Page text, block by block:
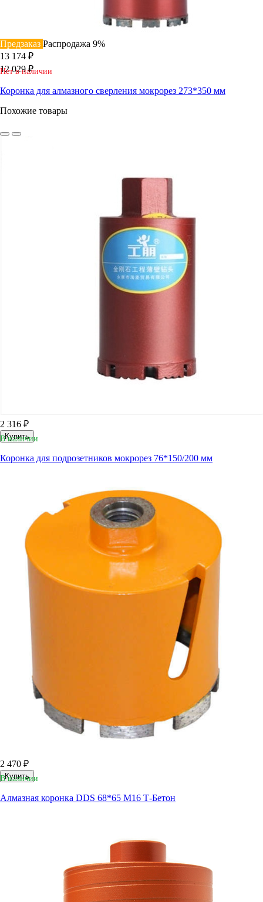
Предзаказ Распродажа 9%
13 174 ₽
12 029 ₽
Нет в наличии
Коронка для алмазного сверления мокрорез 273*350 мм
Похожие товары
2 316 ₽
Купить
В наличии
Коронка для подрозетников мокрорез 76*150/200 мм
2 470 ₽
Купить
В наличии
Алмазная коронка DDS 68*65 М16 Т-Бетон